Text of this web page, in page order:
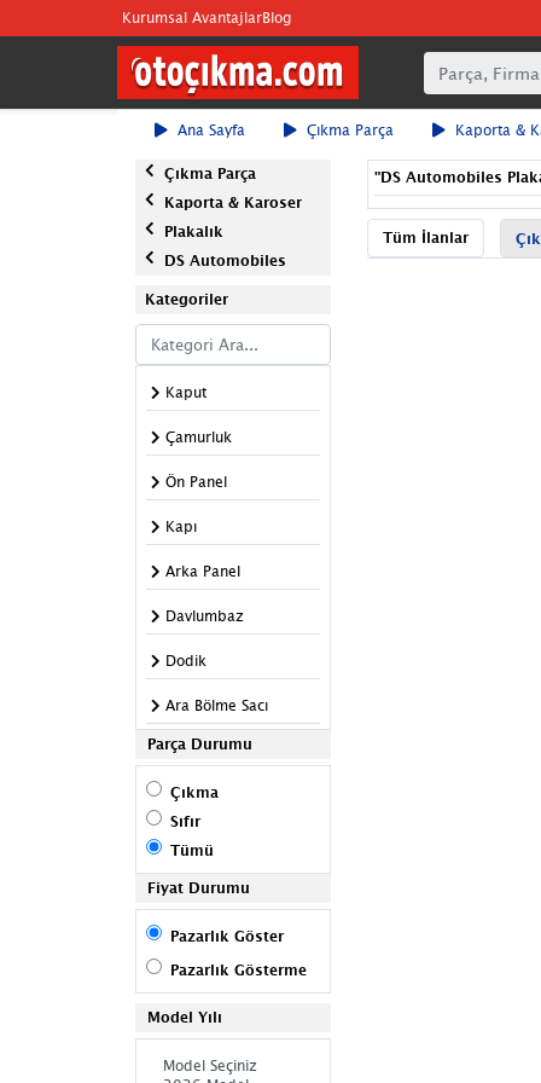
Kurumsal AvantajlarBlog
Ana Sayfa Çıkma Parça Kaporta &
Çıkma Parça
Kaporta & Karoser
Plakalık
DS Automobiles
Kategoriler
Kaput
Çamurluk
Ön Panel
Kapı
Arka Panel
Davlumbaz
Dodik
Ara Bölme Sacı
Basamak
Panjur
Kapı Çıtası
Kapı Direği
Fitil
Kaput Kilidi
Kupa
Parça Durumu
Çıkma
Sıfır
Tümü
Fiyat Durumu
Pazarlık Göster
Pazarlık Gösterme
Model Yılı
"DS Automobiles
Tüm İlanlar